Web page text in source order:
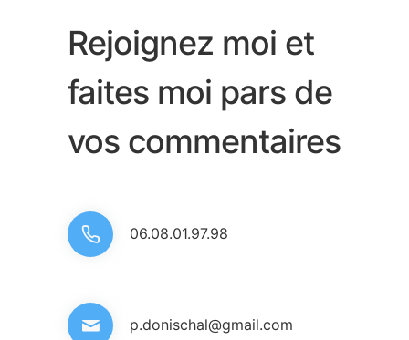
Rejoignez moi et
faites moi pars de
vos commentaires
06.08.01.97.98
p.donischal@gmail.com